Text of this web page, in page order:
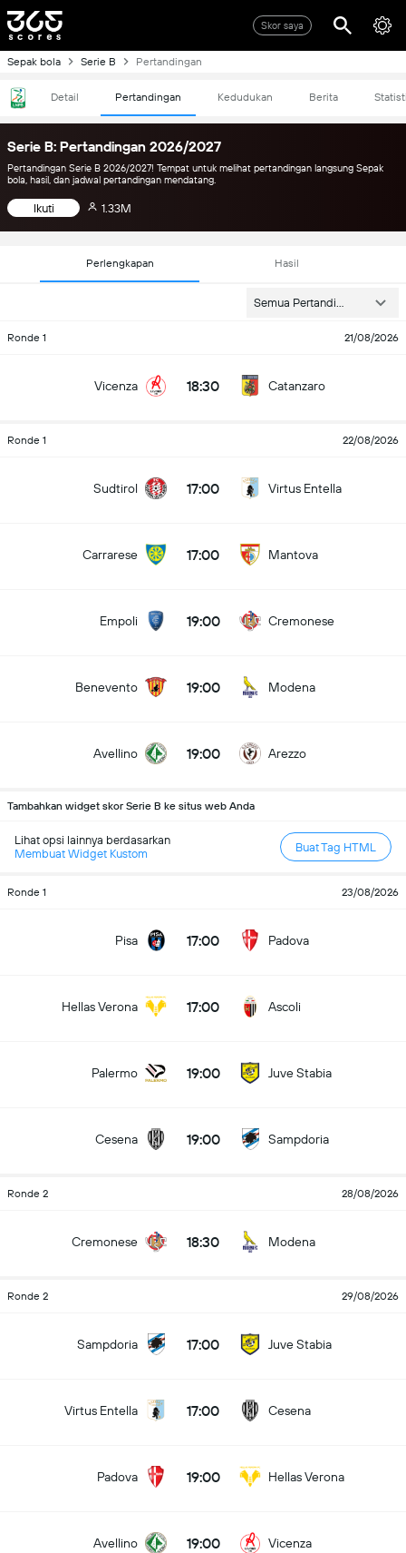
Skor saya
Sepak bola Serie B Pertandingan
Detail Pertandingan Kedudukan Berita
Serie B: Pertandingan 2026/2027
Pertandingan Serie B 2026/2027! Tempat untuk melihat pertandingan langsung Sepak
bola, hasil, dan jadwal pertandingan mendatang.
Ikuti 1.33M
Perlengkapan Hasil
Semua Pertandingan
Ronde 1 21/08/2026
Vicenza 18:30 Catanzaro
Ronde 1 22/08/2026
Sudtirol 17:00 Virtus Entella
Carrarese 17:00 Mantova
Empoli 19:00 Cremonese
Benevento 19:00 Modena
Avellino 19:00 Arezzo
Tambahkan widget skor Serie B ke situs web Anda
Lihat opsi lainnya berdasarkan
Membuat Widget Kustom
Buat Tag HTML
Ronde 1 23/08/2026
Pisa 17:00 Padova
Hellas Verona 17:00 Ascoli
Palermo 19:00 Juve Stabia
Cesena 19:00 Sampdoria
Ronde 2 28/08/2026
Cremonese 18:30 Modena
Ronde 2 29/08/2026
Sampdoria 17:00 Juve Stabia
Virtus Entella 17:00 Cesena
Padova 19:00 Hellas Verona
Avellino 19:00 Vicenza